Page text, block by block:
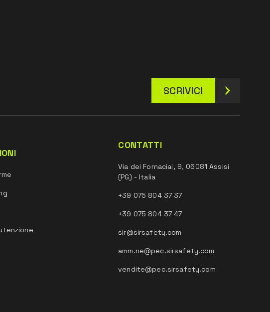
SCRIVICI
CONTATTI
Via dei Fornaciai, 9, 06081 Assisi
(PG) - Italia
+39 075 804 37 37
+39 075 804 37 47
sir@sirsafety.com
amm.ne@pec.sirsafety.com
vendite@pec.sirsafety.com